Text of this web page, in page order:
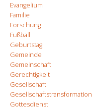
Evangelium
Familie
Forschung
Fußball
Geburtstag
Gemeinde
Gemeinschaft
Gerechtigkeit
Gesellschaft
Gesellschaftstransformation
Gottesdienst